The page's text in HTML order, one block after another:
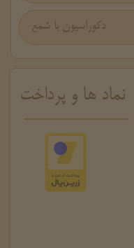
دکوراسیون با شمع
نماد ها و پرداخت